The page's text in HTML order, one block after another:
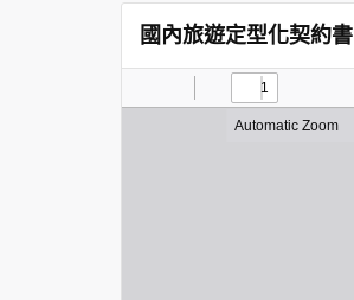
國內旅遊定型化契約書